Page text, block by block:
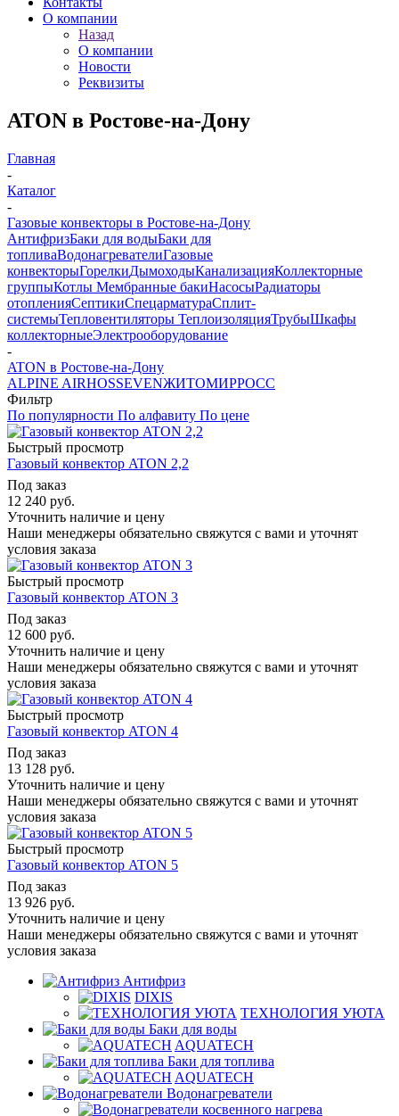
О компании
Назад
О компании
Новости
Реквизиты
ATON в Ростове-на-Дону
Главная
-
Каталог
-
Газовые конвекторы в Ростове-на-Дону
АнтифризБаки для водыБаки для
топливаВодонагревателиГазовые
конвекторыГорелкиДымоходыКанализацияКоллекторные
группыКотлы Мембранные бакиНасосыРадиаторы
отопленияСептикиСпецарматураСплит-
системыТепловентиляторы ТеплоизоляцияТрубыШкафы
коллекторныеЭлектрооборудование
-
ATON в Ростове-на-Дону
ALPINE AIRHOSSEVENЖИТОМИРРОСС
Фильтр
По популярности По алфавиту По цене
Быстрый просмотр
Газовый конвектор ATON 2,2
Под заказ
12 240 руб.
Уточнить наличие и цену
Наши менеджеры обязательно свяжутся с вами и уточнят
условия заказа
Быстрый просмотр
Газовый конвектор ATON 3
Под заказ
12 600 руб.
Уточнить наличие и цену
Наши менеджеры обязательно свяжутся с вами и уточнят
условия заказа
Быстрый просмотр
Газовый конвектор ATON 4
Под заказ
13 128 руб.
Уточнить наличие и цену
Наши менеджеры обязательно свяжутся с вами и уточнят
условия заказа
Быстрый просмотр
Газовый конвектор ATON 5
Под заказ
13 926 руб.
Уточнить наличие и цену
Наши менеджеры обязательно свяжутся с вами и уточнят
условия заказа
Антифриз
DIXIS
ТЕХНОЛОГИЯ УЮТА
Баки для воды
AQUATECH
Баки для топлива
AQUATECH
Водонагреватели